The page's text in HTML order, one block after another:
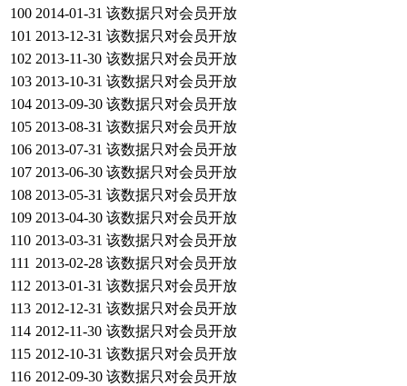
100 2014-01-31 该数据只对会员开放
101 2013-12-31 该数据只对会员开放
102 2013-11-30 该数据只对会员开放
103 2013-10-31 该数据只对会员开放
104 2013-09-30 该数据只对会员开放
105 2013-08-31 该数据只对会员开放
106 2013-07-31 该数据只对会员开放
107 2013-06-30 该数据只对会员开放
108 2013-05-31 该数据只对会员开放
109 2013-04-30 该数据只对会员开放
110 2013-03-31 该数据只对会员开放
111 2013-02-28 该数据只对会员开放
112 2013-01-31 该数据只对会员开放
113 2012-12-31 该数据只对会员开放
114 2012-11-30 该数据只对会员开放
115 2012-10-31 该数据只对会员开放
116 2012-09-30 该数据只对会员开放